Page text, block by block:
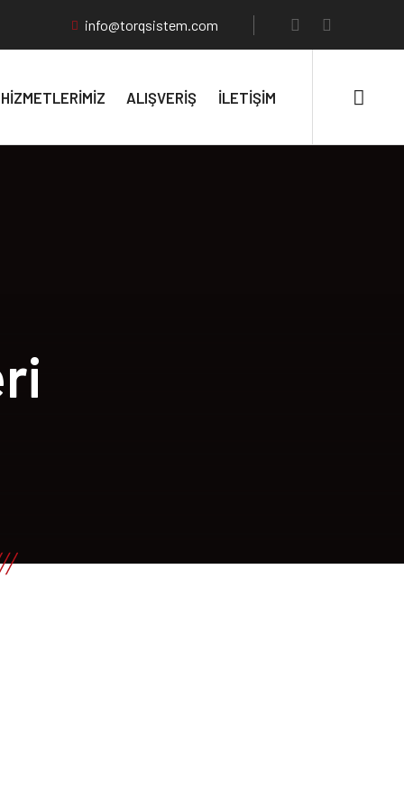
info@torqsistem.com
HIZMETLERIMIZ ALIŞVERIŞ İLETIŞIM